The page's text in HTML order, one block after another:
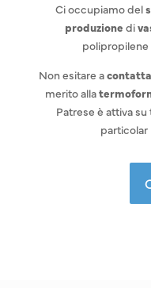
Ci occupiamo del
produzione di
polipropilene
Non esitare a
merito alla
Patrese è attiva
particolar